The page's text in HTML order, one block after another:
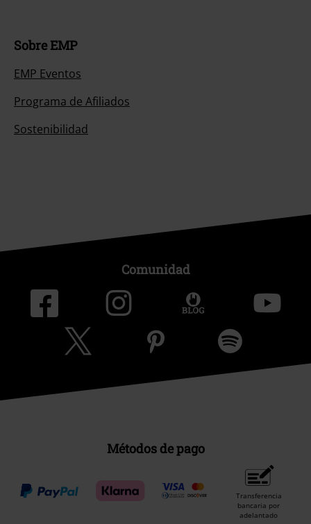
Sobre EMP
EMP Eventos
Programa de Afiliados
Sostenibilidad
Comunidad
Métodos de pago
Transferencia
bancaria por
adelantado